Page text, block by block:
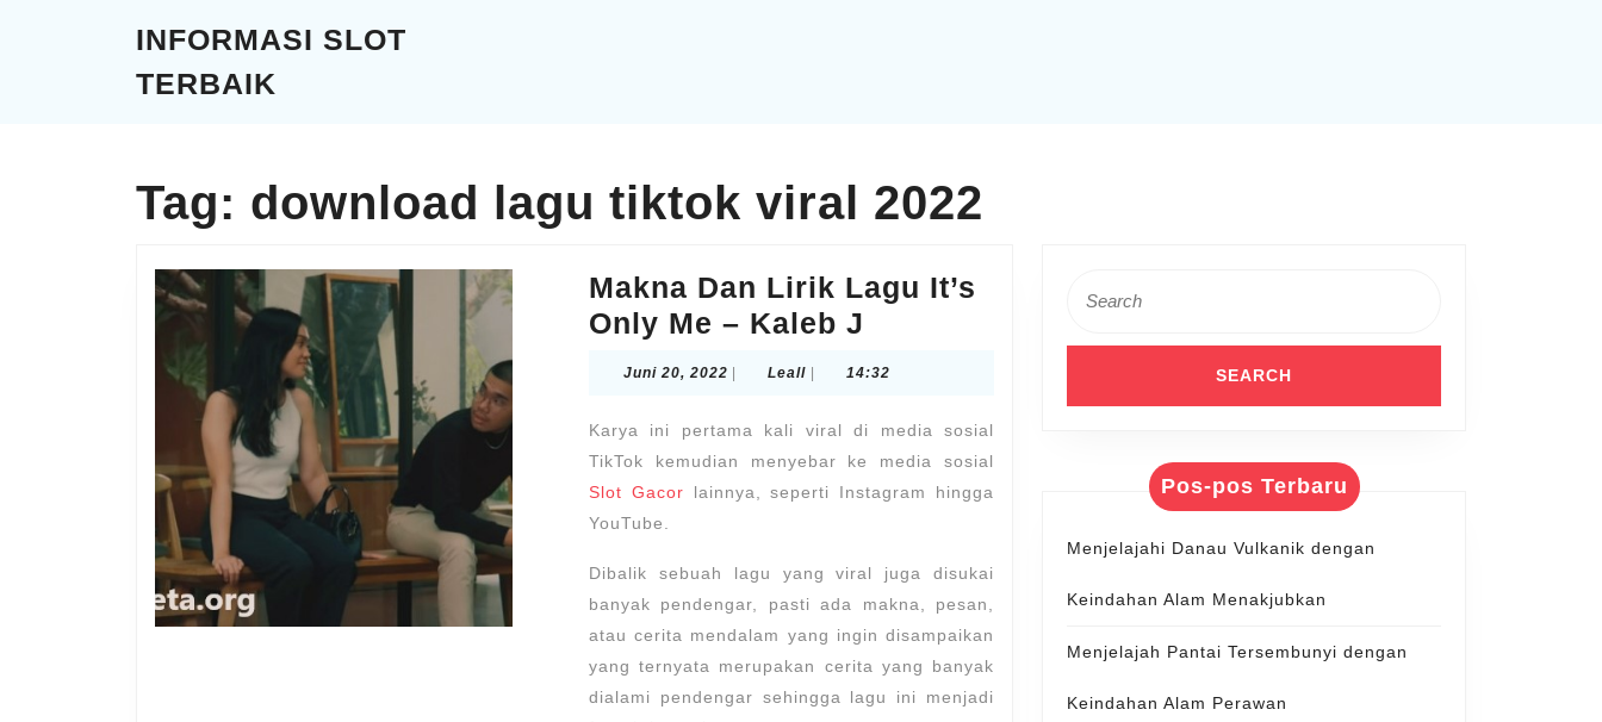
INFORMASI SLOT
TERBAIK
Tag: download lagu tiktok viral 2022
Makna Dan Lirik Lagu It’s
Only Me – Kaleb J
Lagu
It’s
Only
–
Kaleb
J
Juni 20, 2022 Juni
LeallLeall 14:32
Karya ini pertama kali viral di media sosial
TikTok kemudian menyebar ke media sosial
Slot Gacor lainnya, seperti Instagram hingga
YouTube.
Dibalik sebuah lagu yang viral juga disukai
banyak pendengar, pasti ada makna, pesan,
atau cerita mendalam yang ingin disampaikan
yang ternyata merupakan cerita yang banyak
dialami pendengar sehingga lagu ini menjadi
for:
Pos-pos Terbaru
Menjelajahi Danau Vulkanik dengan
Keindahan Alam Menakjubkan
Menjelajah Pantai Tersembunyi dengan
Keindahan Alam Perawan